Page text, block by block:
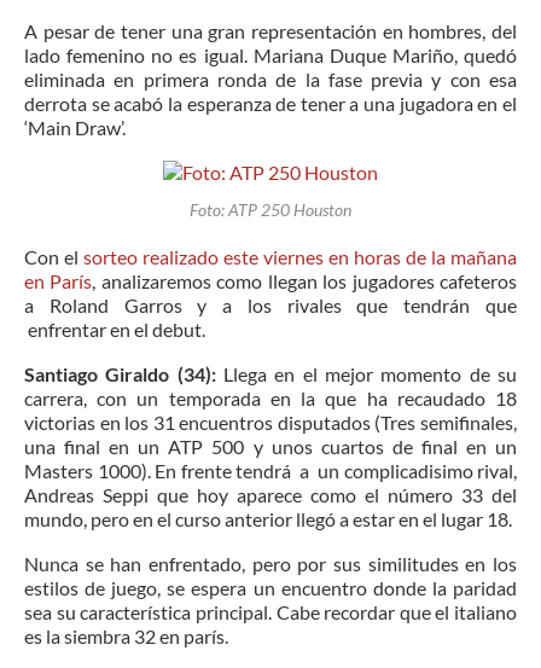
A pesar de tener una gran representación en hombres, del
lado femenino no es igual. Mariana Duque Mariño, quedó
eliminada en primera ronda de la fase previa y con esa
derrota se acabó la esperanza de tener a una jugadora en el
‘Main Draw’.
Foto: ATP 250 Houston
Con el sorteo realizado este viernes en horas de la mañana
en París, analizaremos como llegan los jugadores cafeteros
a Roland Garros y a los rivales que tendrán que
enfrentar en el debut.
Santiago Giraldo (34): Llega en el mejor momento de su
carrera, con un temporada en la que ha recaudado 18
victorias en los 31 encuentros disputados (Tres semifinales,
una final en un ATP 500 y unos cuartos de final en un
Masters 1000). En frente tendrá a un complicadisimo rival,
Andreas Seppi que hoy aparece como el número 33 del
mundo, pero en el curso anterior llegó a estar en el lugar 18.
Nunca se han enfrentado, pero por sus similitudes en los
estilos de juego, se espera un encuentro donde la paridad
sea su característica principal. Cabe recordar que el italiano
es la siembra 32 en parís.